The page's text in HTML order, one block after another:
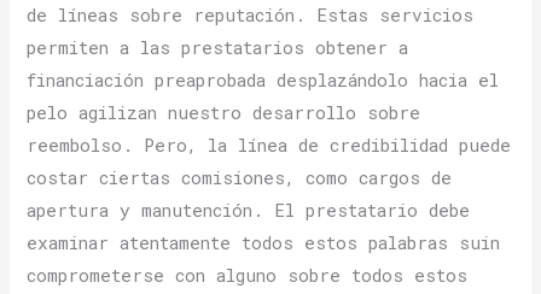
de líneas sobre reputación. Estas servicios
permiten a las prestatarios obtener a
financiación preaprobada desplazándolo hacia el
pelo agilizan nuestro desarrollo sobre
reembolso. Pero, la línea de credibilidad puede
costar ciertas comisiones, como cargos de
apertura y manutención. El prestatario debe
examinar atentamente todos estos palabras suin
comprometerse con alguno sobre todos estos